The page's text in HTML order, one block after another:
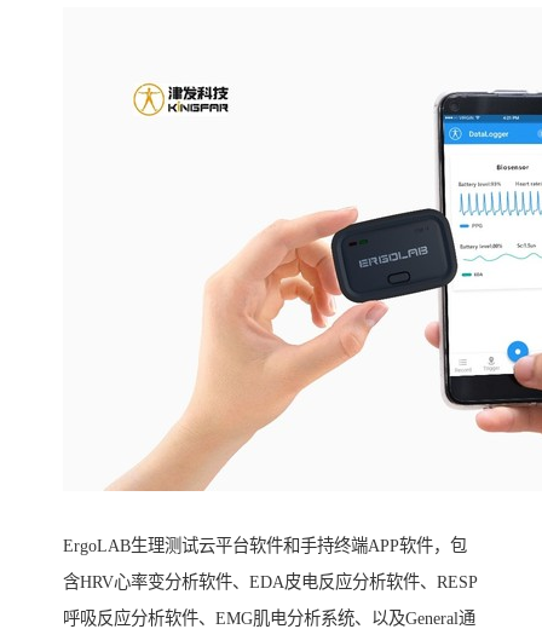
ErgoLAB生理测试云平台软件和手持终端APP软件，包
含HRV心率变分析软件、EDA皮电反应分析软件、RESP
呼吸反应分析软件、EMG肌电分析系统、以及General通